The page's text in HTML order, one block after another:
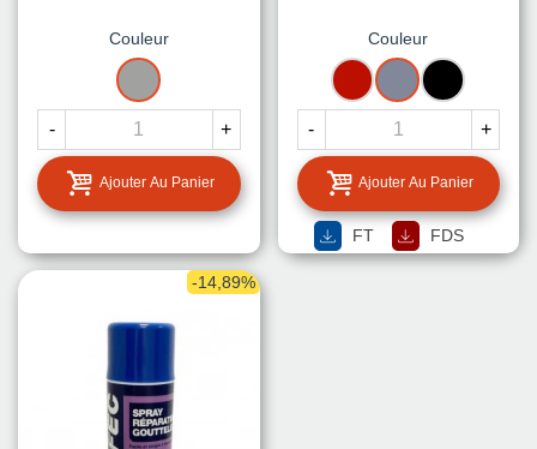
Couleur
RAL
9006
ALUMINIUM
BLANC
- +
Ajouter Au Panier
Couleur
ROUGEARGENTNOIR
- +
Ajouter Au Panier
FT FDS
-14,89%